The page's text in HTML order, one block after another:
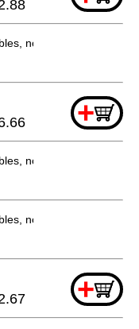
non commandable
+
non commandable
non commandable
+